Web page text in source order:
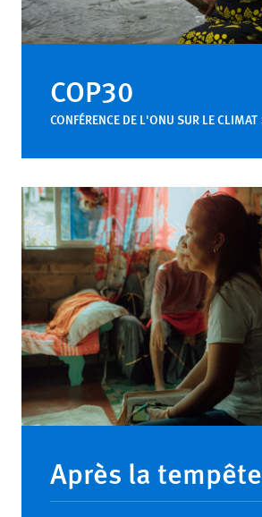
COP30
CONFÉRENCE DE L'ONU SUR LE CLIMAT
Après la tempête